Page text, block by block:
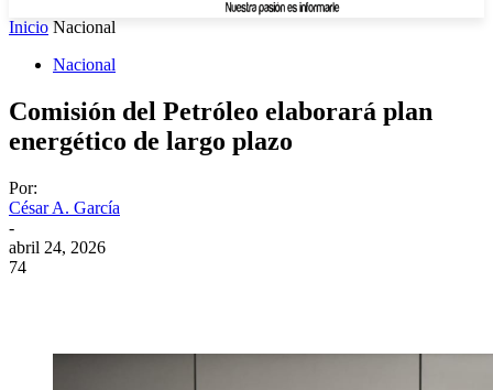
Inicio Nacional
Nacional
Comisión del Petróleo elaborará plan
energético de largo plazo
Por:
César A. García
-
abril 24, 2026
74